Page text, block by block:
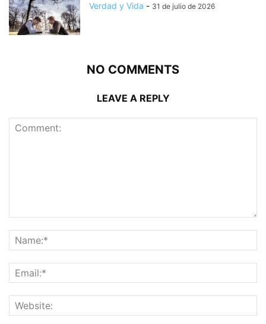
Verdad y Vida - 31 de julio de 2026
NO COMMENTS
LEAVE A REPLY